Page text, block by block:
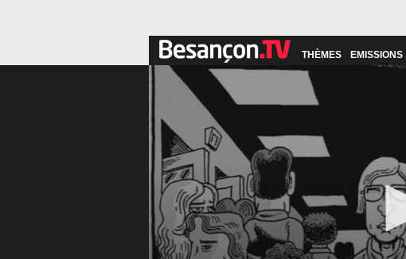
THÈMES EMISSIONS